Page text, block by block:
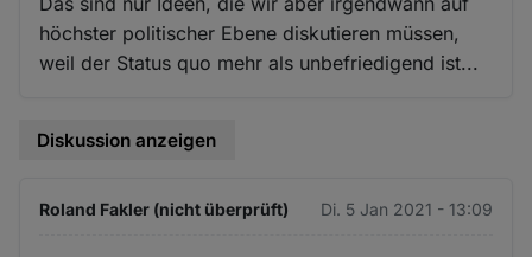
höchster politischer Ebene diskutieren müssen,
weil der Status quo mehr als unbefriedigend ist...
Diskussion anzeigen
Roland Fakler (nicht überprüft) Di. 5 Jan 2021 - 13:09